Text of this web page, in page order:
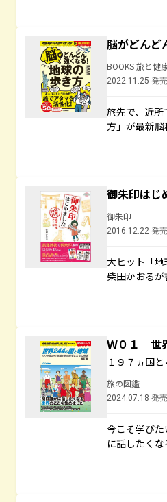
脳がどんど
BOOKS 旅と健
2022.11.25 発売
旅先で、近
方」が最新
御朱印は
御朱印
2016.12.22 発売
大ヒット「
柴田かおる
Ｗ０１ 世
１９７ヵ国
旅の図鑑
2024.07.18 発売
今こそ学び
に話したくな